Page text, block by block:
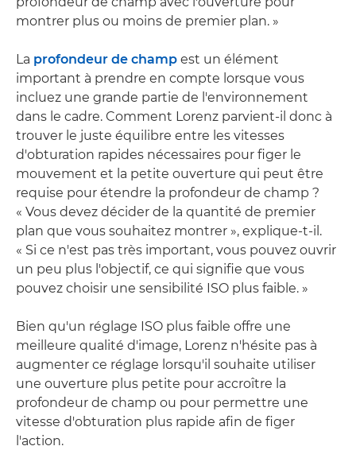
montrer plus ou moins de premier plan. »
La profondeur de champ est un élément
important à prendre en compte lorsque vous
incluez une grande partie de l'environnement
dans le cadre. Comment Lorenz parvient-il donc à
trouver le juste équilibre entre les vitesses
d'obturation rapides nécessaires pour figer le
mouvement et la petite ouverture qui peut être
requise pour étendre la profondeur de champ ?
« Vous devez décider de la quantité de premier
plan que vous souhaitez montrer », explique-t-il.
« Si ce n'est pas très important, vous pouvez ouvrir
un peu plus l'objectif, ce qui signifie que vous
pouvez choisir une sensibilité ISO plus faible. »
Bien qu'un réglage ISO plus faible offre une
meilleure qualité d'image, Lorenz n'hésite pas à
augmenter ce réglage lorsqu'il souhaite utiliser
une ouverture plus petite pour accroître la
profondeur de champ ou pour permettre une
vitesse d'obturation plus rapide afin de figer
l'action.